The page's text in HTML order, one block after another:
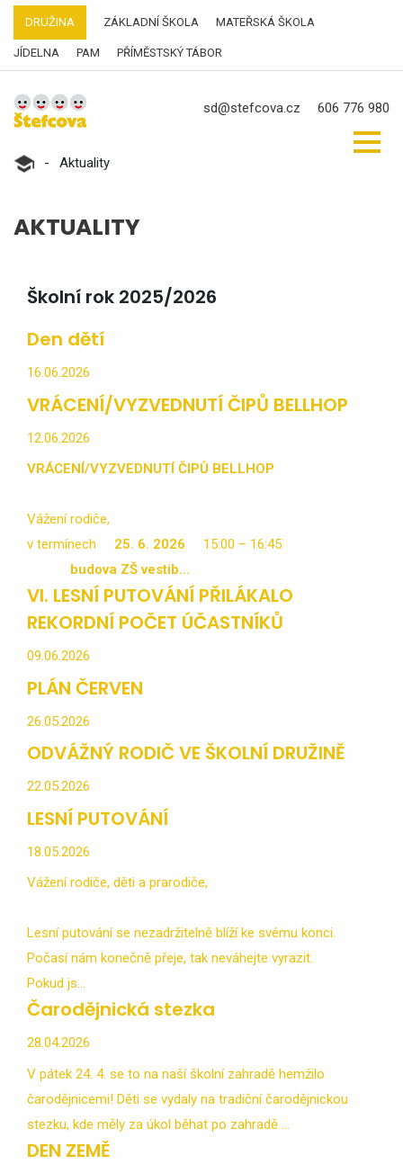
DRUŽINA ZÁKLADNÍ ŠKOLA MATEŘSKÁ ŠKOLA
JÍDELNA PAM PŘÍMĚSTSKÝ TÁBOR
sd@stefcova.cz 606 776 980
- Aktuality
AKTUALITY
Školní rok 2025/2026
Den dětí
16.06.2026
VRÁCENÍ/VYZVEDNUTÍ ČIPŮ BELLHOP
12.06.2026
VRÁCENÍ/VYZVEDNUTÍ ČIPŮ BELLHOP
Vážení rodiče,
v termínech 25. 6. 2026 15:00 – 16:45
budova ZŠ vestib...
VI. LESNÍ PUTOVÁNÍ PŘILÁKALO
REKORDNÍ POČET ÚČASTNÍKŮ
09.06.2026
PLÁN ČERVEN
26.05.2026
ODVÁŽNÝ RODIČ VE ŠKOLNÍ DRUŽINĚ
22.05.2026
LESNÍ PUTOVÁNÍ
18.05.2026
Vážení rodiče, děti a prarodiče,
Lesní putování se nezadržitelně blíží ke svému konci.
Počasí nám konečně přeje, tak neváhejte vyrazit.
Pokud js...
Čarodějnická stezka
28.04.2026
V pátek 24. 4. se to na naší školní zahradě hemžilo
čarodějnicemi! Děti se vydaly na tradiční čarodějnickou
stezku, kde měly za úkol běhat po zahradě ...
DEN ZEMĚ